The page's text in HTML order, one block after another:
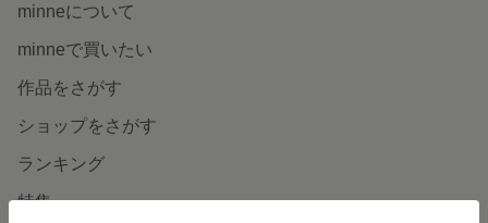
minneについて
minneで買いたい
作品をさがす
ショップをさがす
ランキング
特集